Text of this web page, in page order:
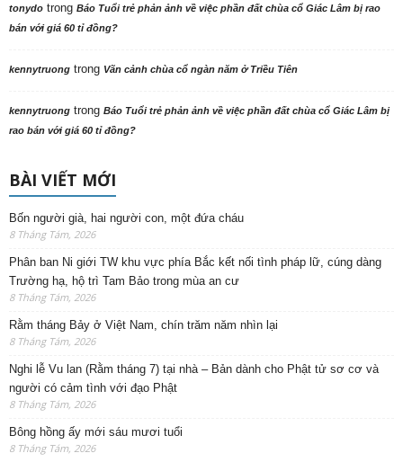
tonydo trong Báo Tuổi trẻ phản ảnh về việc phần đất chùa cổ Giác Lâm bị rao
bán với giá 60 tỉ đồng?
kennytruong trong Vãn cảnh chùa cổ ngàn năm ở Triều Tiên
kennytruong trong Báo Tuổi trẻ phản ảnh về việc phần đất chùa cổ Giác Lâm bị
rao bán với giá 60 tỉ đồng?
BÀI VIẾT MỚI
Bốn người già, hai người con, một đứa cháu
8 Tháng Tám, 2026
Phân ban Ni giới TW khu vực phía Bắc kết nối tình pháp lữ, cúng dàng
Trường hạ, hộ trì Tam Bảo trong mùa an cư
8 Tháng Tám, 2026
Rằm tháng Bảy ở Việt Nam, chín trăm năm nhìn lại
8 Tháng Tám, 2026
Nghi lễ Vu lan (Rằm tháng 7) tại nhà – Bản dành cho Phật tử sơ cơ và
người có cảm tình với đạo Phật
8 Tháng Tám, 2026
Bông hồng ấy mới sáu mươi tuổi
8 Tháng Tám, 2026